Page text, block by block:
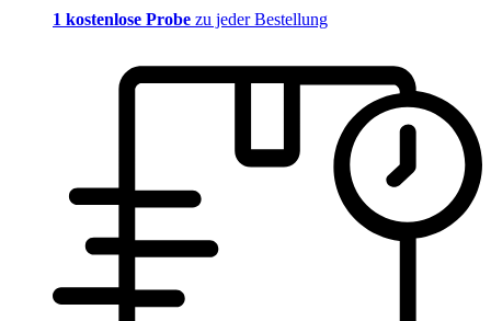
1 kostenlose Probe zu jeder Bestellung